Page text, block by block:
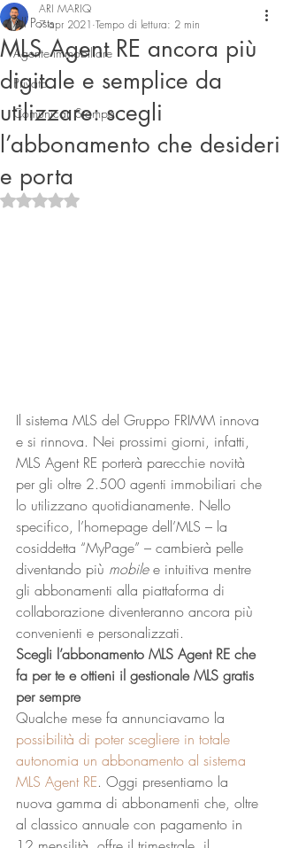
All Posts
Agente immobiliare
Privato
Comunicati Stampa
MLS Agent RE ancora più
digitale e semplice da
utilizzare: scegli
l’abbonamento che desideri
e porta
ARI MARIQ
7 apr 2021 Tempo di lettura: 2 min
Valutazione NaN stelle su 5.
Il sistema MLS del Gruppo FRIMM innova
e si rinnova. Nei prossimi giorni, infatti,
MLS Agent RE porterà parecchie novità
per gli oltre 2.500 agenti immobiliari che
lo utilizzano quotidianamente. Nello
specifico, l’homepage dell’MLS – la
cosiddetta “MyPage” – cambierà pelle
diventando più mobile e intuitiva mentre
gli abbonamenti alla piattaforma di
collaborazione diventeranno ancora più
convenienti e personalizzati.
Scegli l’abbonamento MLS Agent RE che
fa per te e ottieni il gestionale MLS gratis
per sempre
Qualche mese fa annunciavamo la
possibilità di poter scegliere in totale
autonomia un abbonamento al sistema
MLS Agent RE. Oggi presentiamo la
nuova gamma di abbonamenti che, oltre
al classico annuale con pagamento in